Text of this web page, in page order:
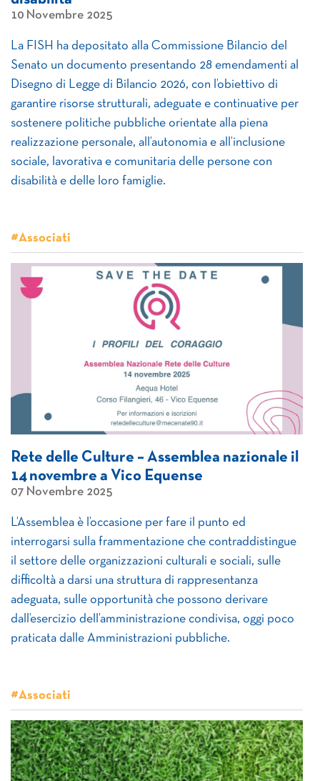
10 Novembre 2025
La FISH ha depositato alla Commissione Bilancio del
Senato un documento presentando 28 emendamenti al
Disegno di Legge di Bilancio 2026, con l’obiettivo di
garantire risorse strutturali, adeguate e continuative per
sostenere politiche pubbliche orientate alla piena
realizzazione personale, all’autonomia e all’inclusione
sociale, lavorativa e comunitaria delle persone con
disabilità e delle loro famiglie.
#Associati
Rete delle Culture – Assemblea nazionale il
14 novembre a Vico Equense
07 Novembre 2025
L’Assemblea è l’occasione per fare il punto ed
interrogarsi sulla frammentazione che contraddistingue
il settore delle organizzazioni culturali e sociali, sulle
difficoltà a darsi una struttura di rappresentanza
adeguata, sulle opportunità che possono derivare
dall’esercizio dell’amministrazione condivisa, oggi poco
praticata dalle Amministrazioni pubbliche.
#Associati